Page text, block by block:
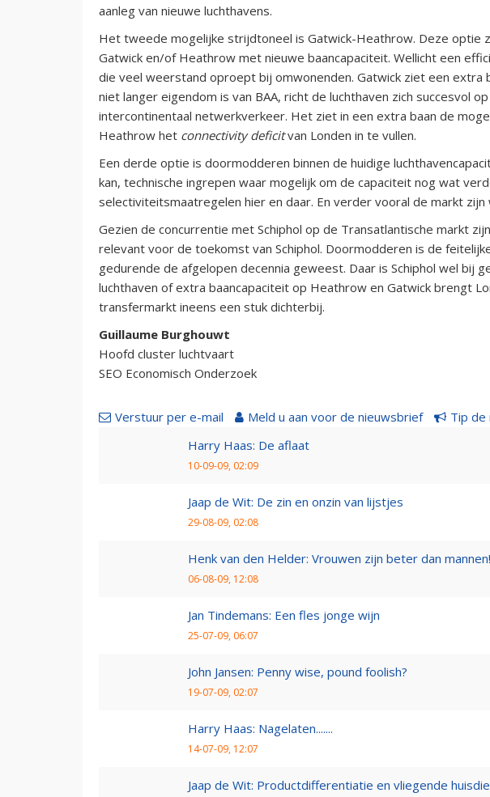
aanleg van nieuwe luchthavens.
Het tweede mogelijke strijdtoneel is Gatwick-Heathrow. Deze optie
Gatwick en/of Heathrow met nieuwe baancapaciteit. Wellicht een
die veel weerstand oproept bij omwonenden. Gatwick ziet een extra
niet langer eigendom is van BAA, richt de luchthaven zich succesvol
intercontinentaal netwerkverkeer. Het ziet in een extra baan de
Heathrow het connectivity deficitvan Londen in te vullen.
Een derde optie is doormodderen binnen de huidige
kan, technische ingrepen waar mogelijk om de capaciteit nog wat
selectiviteitsmaatregelen hier en daar. En verder vooral de markt zijn
Gezien de concurrentie met Schiphol op de Transatlantische markt
relevant voor de toekomst van Schiphol. Doormodderen is de
gedurende de afgelopen decennia geweest. Daar is Schiphol wel bij
luchthaven of extra baancapaciteit op Heathrow en Gatwick brengt
transfermarkt ineens een stuk dichterbij.
Guillaume Burghouwt
Hoofd cluster luchtvaart
SEO Economisch Onderzoek
Verstuur per e-mail Meld u aan voor de nieuwsbrief
Tip de
Harry Haas: De aflaat
10-09-09, 02:09
Jaap de Wit: De zin en onzin van lijstjes
29-08-09, 02:08
Henk van den Helder: Vrouwen zijn beter dan mannen!
06-08-09, 12:08
Jan Tindemans: Een fles jonge wijn
25-07-09, 06:07
John Jansen: Penny wise, pound foolish?
19-07-09, 02:07
Harry Haas: Nagelaten.......
14-07-09, 12:07
Jaap de Wit: Productdifferentiatie en vliegende